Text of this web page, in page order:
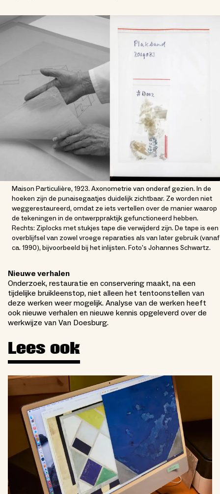
Maison Particulière, 1923. Axonometrie van onderaf gezien. In de
hoeken zijn de punaisegaatjes duidelijk zichtbaar. Ze worden niet
weggerestaureerd, omdat ze iets vertellen over de manier waarop
de tekeningen in de ontwerppraktijk gefunctioneerd hebben.
Rechts: Ziplocks met stukjes tape die verwijderd zijn. De tape is een
overblijfsel van zowel vroege reparaties als van later gebruik (vanaf
ca. 1990), bijvoorbeeld bij het inlijsten. Foto's Johannes Schwartz.
Nieuwe verhalen
Onderzoek, restauratie en conservering maakt, na een
tijdelijke bruikleenstop, niet alleen het tentoonstellen van
deze werken weer mogelijk. Analyse van de werken heeft
ook nieuwe verhalen en nieuwe kennis opgeleverd over de
werkwijze van Van Doesburg.
Lees ook